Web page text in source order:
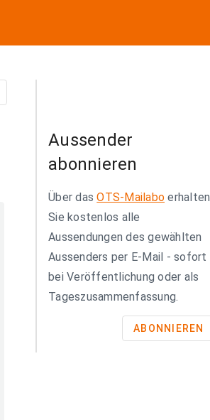
Aussender
abonnieren
Über dasOTS-Mailabo erhalten
Sie kostenlos alle
Aussendungen des gewählten
Aussenders per E-Mail - sofort
bei Veröffentlichung oder als
Tageszusammenfassung.
ABONNIEREN